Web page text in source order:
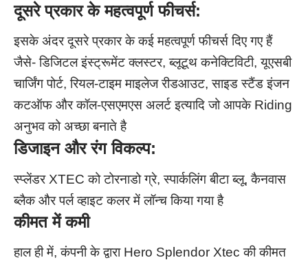
दूसरे प्रकार के महत्वपूर्ण फीचर्स:
इसके अंदर दूसरे प्रकार के कई महत्वपूर्ण फीचर्स दिए गए हैं
जैसे- डिजिटल इंस्ट्रूमेंट क्लस्टर, ब्लूटूथ कनेक्टिविटी, यूएसबी
चार्जिंग पोर्ट, रियल-टाइम माइलेज रीडआउट, साइड स्टैंड इंजन
कटऑफ और कॉल-एसएमएस अलर्ट इत्यादि जो आपके Riding
अनुभव को अच्छा बनाते है
डिजाइन और रंग विकल्प:
स्प्लेंडर XTEC को टोरनाडो ग्रे, स्पार्कलिंग बीटा ब्लू, कैनवास
ब्लैक और पर्ल व्हाइट कलर में लॉन्च किया गया है
कीमत में कमी
हाल ही में, कंपनी के द्वारा Hero Splendor Xtec की कीमत